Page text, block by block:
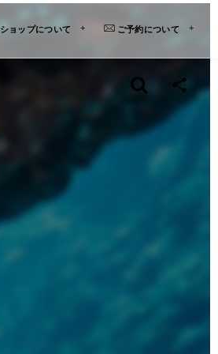
ショップについて ご予約について